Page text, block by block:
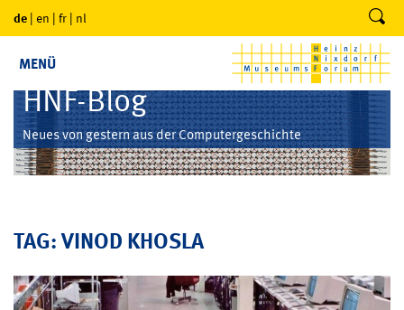
de | en | fr | nl
MENÜ
HNF-Blog
Neues von gestern aus der Computergeschichte
TAG: VINOD KHOSLA